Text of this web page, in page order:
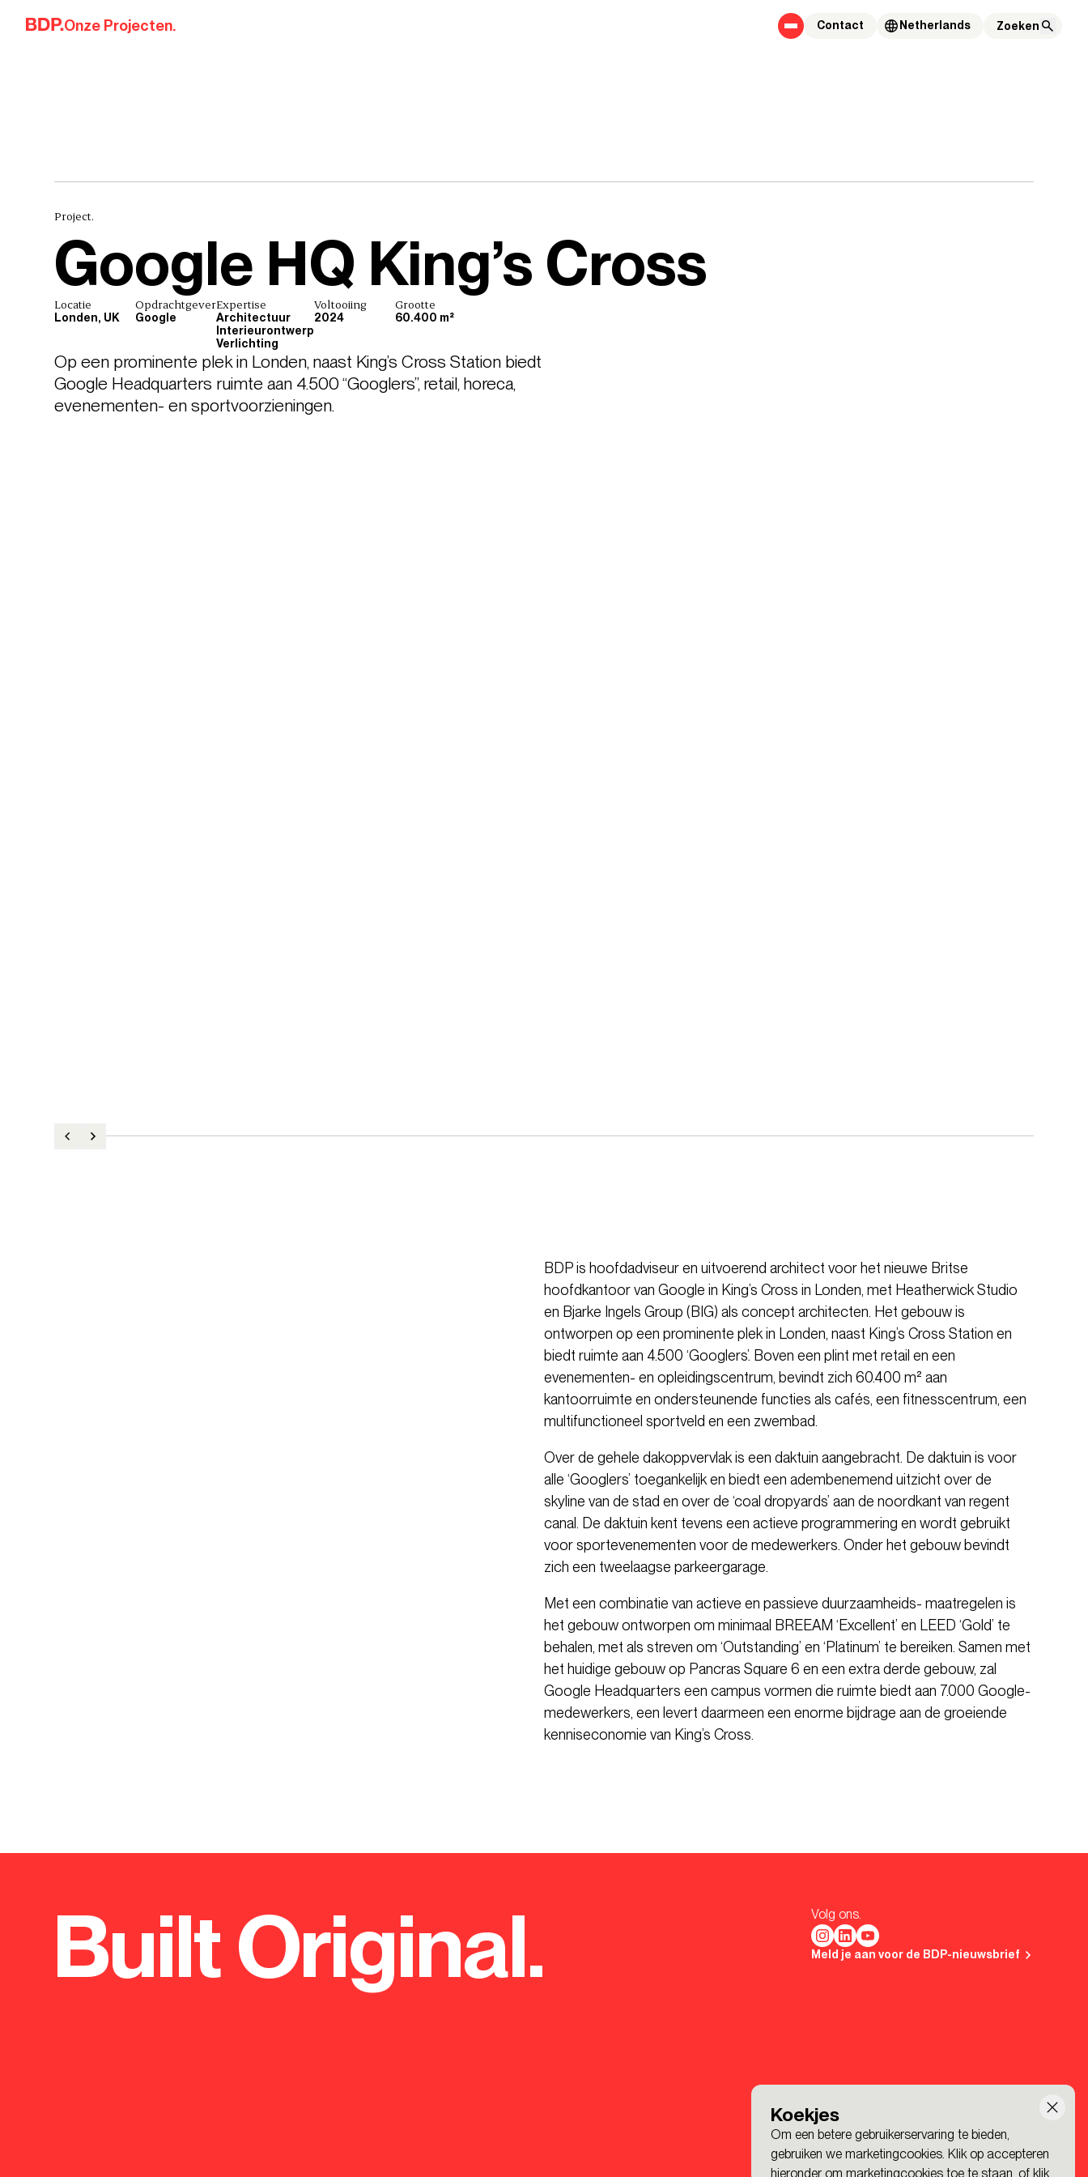
Koekjes
Om een betere gebruikerservaring te bieden,
gebruiken we marketingcookies. Klik op accepteren
hieronder om marketingcookies toe te staan, of klik
Skip to contentOnze Projecten. Contact Netherlands
Project.
Google HQ King’s Cross
Locatie
Londen, UK
Opdrachtgever
Google
Expertise
Architectuur
Interieurontwerp
Verlichting
Voltooiing
2024
Grootte
60.400 m²
Op een prominente plek in Londen, naast King’s Cross Station biedt
Google Headquarters ruimte aan 4.500 “Googlers”, retail, horeca,
evenementen- en sportvoorzieningen.
BDP is hoofdadviseur en uitvoerend architect voor het nieuwe Britse
hoofdkantoor van Google in King’s Cross in Londen, met Heatherwick Studio
en Bjarke Ingels Group (BIG) als concept architecten. Het gebouw is
ontworpen op een prominente plek in Londen, naast King’s Cross Station en
biedt ruimte aan 4.500 ‘Googlers’. Boven een plint met retail en een
evenementen- en opleidingscentrum, bevindt zich 60.400 m² aan
kantoorruimte en ondersteunende functies als cafés, een fitnesscentrum, een
multifunctioneel sportveld en een zwembad.
Over de gehele dakoppvervlak is een daktuin aangebracht. De daktuin is voor
alle ‘Googlers’ toegankelijk en biedt een adembenemend uitzicht over de
skyline van de stad en over de ‘coal dropyards’ aan de noordkant van regent
canal. De daktuin kent tevens een actieve programmering en wordt gebruikt
voor sportevenementen voor de medewerkers. Onder het gebouw bevindt
zich een tweelaagse parkeergarage.
Met een combinatie van actieve en passieve duurzaamheids- maatregelen is
het gebouw ontworpen om minimaal BREEAM ‘Excellent’ en LEED ‘Gold’ te
behalen, met als streven om ‘Outstanding’ en ‘Platinum’ te bereiken. Samen met
het huidige gebouw op Pancras Square 6 en een extra derde gebouw, zal
Google Headquarters een campus vormen die ruimte biedt aan 7.000 Google-
medewerkers, een levert daarmeen een enorme bijdrage aan de groeiende
kenniseconomie van King’s Cross.
Built Original. Volg ons.
Meld je aan voor de BDP-nieuwsbrief